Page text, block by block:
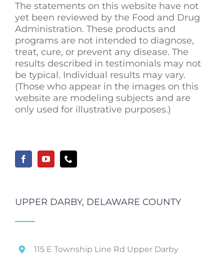
The statements on this website have not
yet been reviewed by the Food and Drug
Administration. These products and
programs are not intended to diagnose,
treat, cure, or prevent any disease. The
results described in testimonials may not
be typical. Individual results may vary.
(Those who appear in the images on this
website are modeling subjects and are
only used for illustrative purposes.)
UPPER DARBY, DELAWARE COUNTY
115 E Township Line Rd Upper Darby